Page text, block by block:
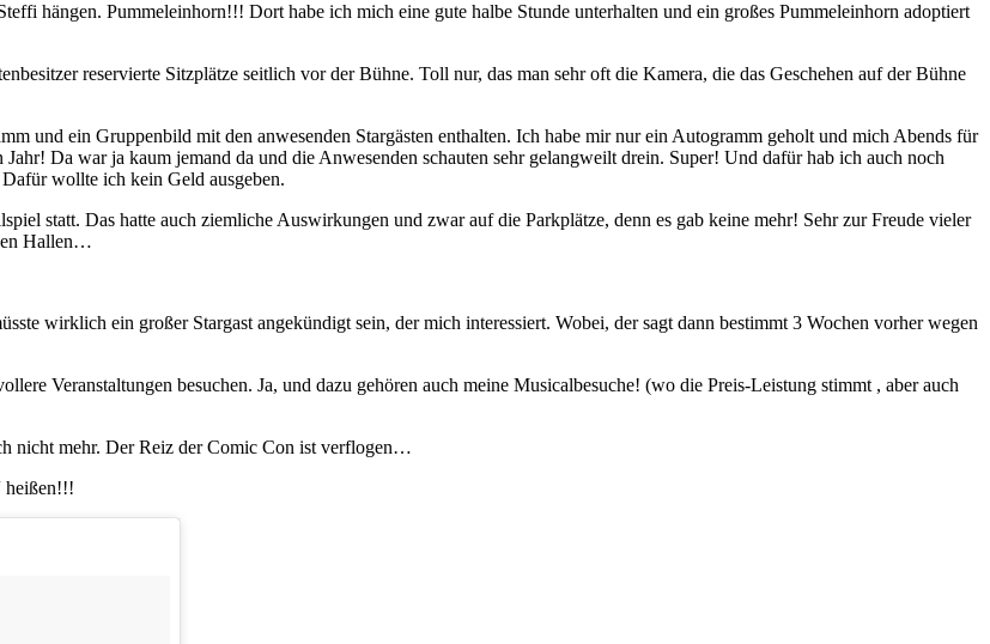
hängen. Pummeleinhorn!!! Dort habe ich mich eine gute halbe Stunde unterhalten und ein großes Pummeleinhorn adoptiert
reservierte Sitzplätze seitlich vor der Bühne. Toll nur, das man sehr oft die Kamera, die das Geschehen auf der Bühne
und ein Gruppenbild mit den anwesenden Stargästen enthalten. Ich habe mir nur ein Autogramm geholt und mich Abends für
Da war ja kaum jemand da und die Anwesenden schauten sehr gelangweilt drein. Super! Und dafür hab ich auch noch
wollte ich kein Geld ausgeben.
statt. Das hatte auch ziemliche Auswirkungen und zwar auf die Parkplätze, denn es gab keine mehr! Sehr zur Freude vieler
Hallen…
wirklich ein großer Stargast angekündigt sein, der mich interessiert. Wobei, der sagt dann bestimmt 3 Wochen vorher wegen
Veranstaltungen besuchen. Ja, und dazu gehören auch meine Musicalbesuche! (wo die Preis-Leistung stimmt , aber auch
nicht mehr. Der Reiz der Comic Con ist verflogen…
heißen!!!